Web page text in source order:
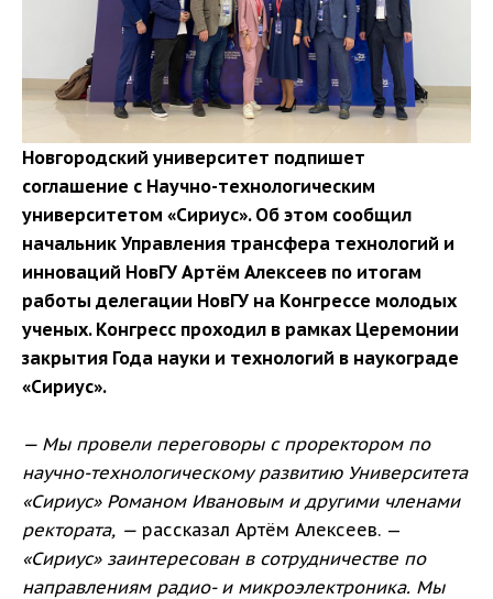
Новгородский университет подпишет
соглашение с Научно-технологическим
университетом «Сириус». Об этом сообщил
начальник Управления трансфера технологий и
инноваций НовГУ Артём Алексеев по итогам
работы делегации НовГУ на Конгрессе молодых
ученых. Конгресс проходил в рамках Церемонии
закрытия Года науки и технологий в наукограде
«Сириус».
— Мы провели переговоры с проректором по
научно-технологическому развитию Университета
«Сириус» Романом Ивановым и другими членами
ректората, — рассказал Артём Алексеев. —
«Сириус» заинтересован в сотрудничестве по
направлениям радио- и микроэлектроника. Мы